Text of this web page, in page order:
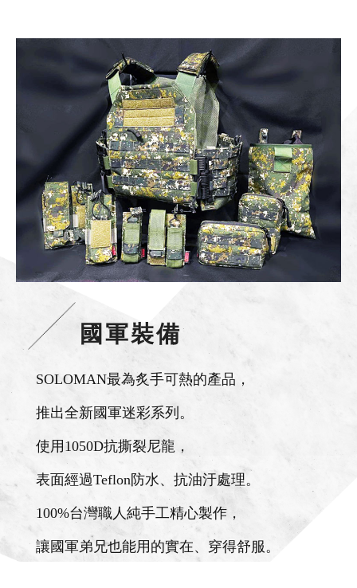
國軍裝備
SOLOMAN最為炙手可熱的產品，
推出全新國軍迷彩系列。
使用1050D抗撕裂尼龍，
表面經過Teflon防水、抗油汙處理。
100%台灣職人純手工精心製作，
讓國軍弟兄也能用的實在、穿得舒服。